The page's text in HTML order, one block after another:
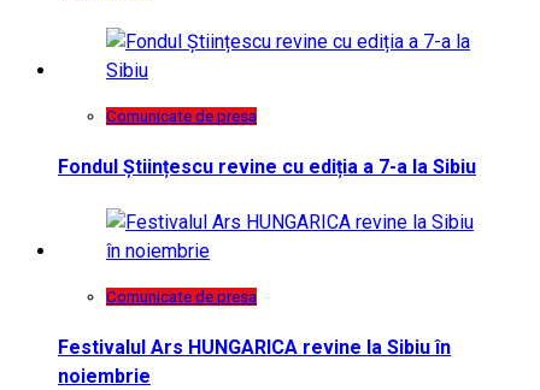
Comunicate de presa
Fondul Științescu revine cu ediția a 7-a la Sibiu
Comunicate de presa
Festivalul Ars HUNGARICA revine la Sibiu în
noiembrie